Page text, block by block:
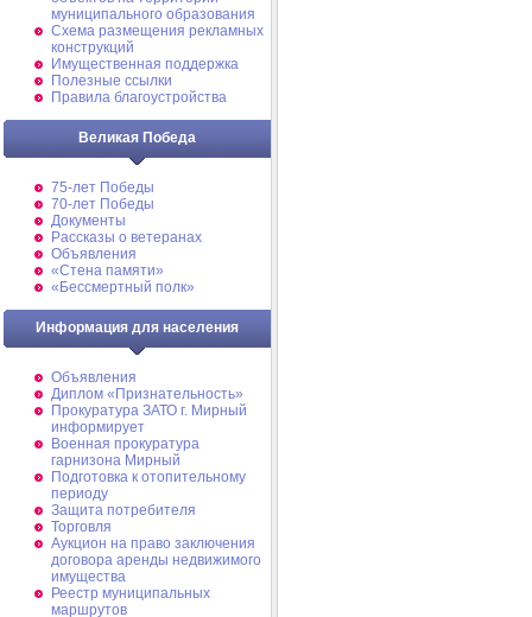
муниципального образования
Схема размещения рекламных
конструкций
Имущественная поддержка
Полезные ссылки
Правила благоустройства
Великая Победа
75-лет Победы
70-лет Победы
Документы
Рассказы о ветеранах
Объявления
«Стена памяти»
«Бессмертный полк»
Информация для населения
Объявления
Диплом «Признательность»
Прокуратура ЗАТО г. Мирный
информирует
Военная прокуратура
гарнизона Мирный
Подготовка к отопительному
периоду
Защита потребителя
Торговля
Аукцион на право заключения
договора аренды недвижимого
имущества
Реестр муниципальных
маршрутов